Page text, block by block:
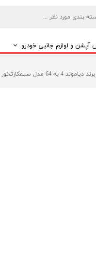
و لوازم جانبی خودرو